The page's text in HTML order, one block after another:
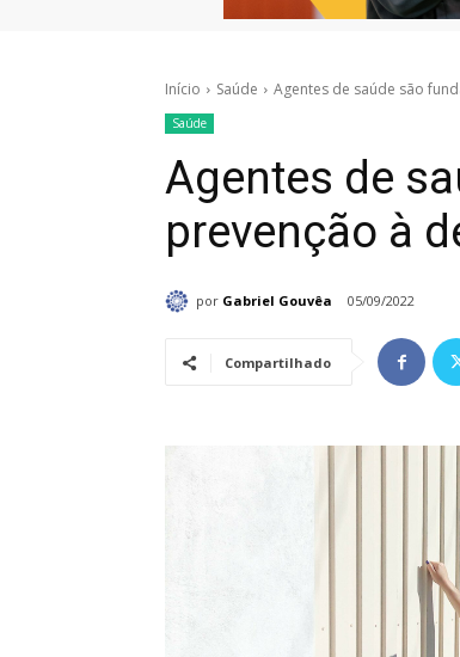
Início Saúde Agentes de saúde são
Saúde
Agentes de
prevenção à
por Gabriel Gouvêa 05/09/2022
Compartilhado